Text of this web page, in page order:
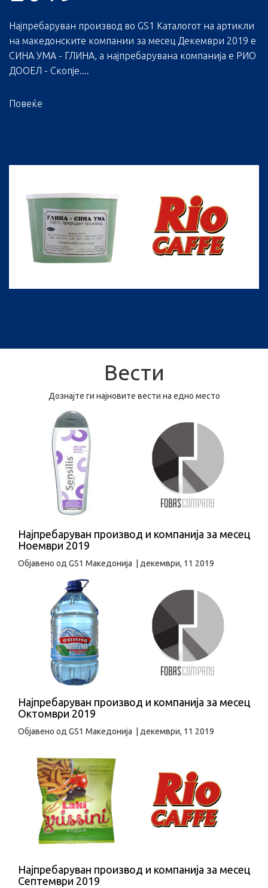
Најпребаруван производ во GS1 Каталогот на артикли
на македонските компании за месец Декември 2019 е
СИНА УМА - ГЛИНА, а најпребарувана компанија е РИО
ДООЕЛ - Скопје....
Повеќе
Вести
Дознајте ги најновите вести на едно место
Најпребаруван производ и компанија за месец
Ноември 2019
Објавено од GS1 Македонија декември, 11 2019
Најпребаруван производ и компанија за месец
Октомври 2019
Објавено од GS1 Македонија декември, 11 2019
Најпребаруван производ и компанија за месец
Септември 2019